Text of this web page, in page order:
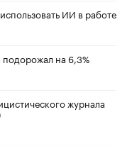
ИИ в работе
на 6,3%
журнала